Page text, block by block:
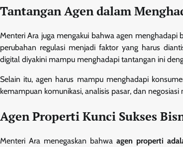
Tantangan Agen dalam
Menteri Ara juga mengakui bahwa agen
perubahan regulasi menjadi faktor yang harus
digital diyakini mampu menghadapi tantangan ini
Selain itu, agen harus mampu menghadapi
kemampuan komunikasi, analisis pasar, dan
Agen Properti Kunci Sukses
Menteri Ara menegaskan bahwa agen properti